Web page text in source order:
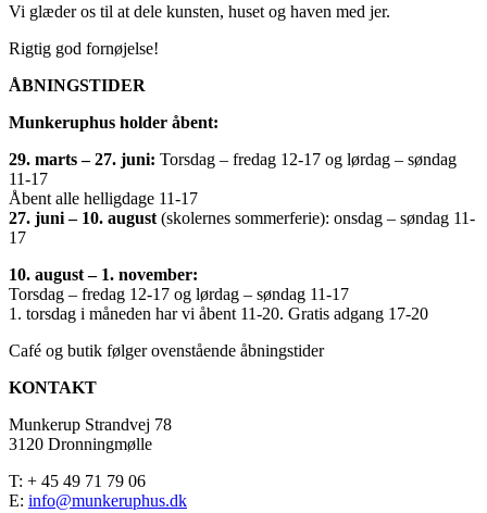
Vi glæder os til at dele kunsten, huset og haven med jer.
Rigtig god fornøjelse!
ÅBNINGSTIDER
Munkeruphus holder åbent:
29. marts – 27. juni: Torsdag – fredag 12-17 og lørdag – søndag
11-17
Åbent alle helligdage 11-17
27. juni – 10. august (skolernes sommerferie): onsdag – søndag 11-
17
10. august – 1. november:
Torsdag – fredag 12-17 og lørdag – søndag 11-17
1. torsdag i måneden har vi åbent 11-20. Gratis adgang 17-20
Café og butik følger ovenstående åbningstider
KONTAKT
Munkerup Strandvej 78
3120 Dronningmølle
T: + 45 49 71 79 06
E: info@munkeruphus.dk